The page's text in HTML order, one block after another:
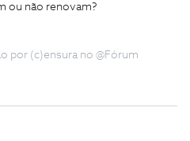
ou não renovam?
por (c)ensura no @Fórum